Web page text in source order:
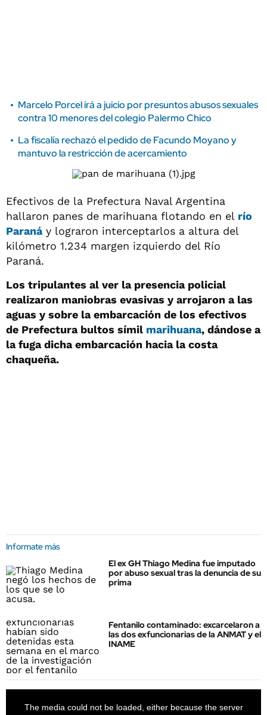
Marcelo Porcel irá a juicio por presuntos abusos sexuales
contra 10 menores del colegio Palermo Chico
La fiscalía rechazó el pedido de Facundo Moyano y
mantuvo la restricción de acercamiento
Efectivos de la Prefectura Naval Argentina
hallaron panes de marihuana flotando en el río
Paranáy lograron interceptarlos a altura del
kilómetro 1.234 margen izquierdo del Río
Paraná.
Los tripulantes al ver la presencia policial
realizaron maniobras evasivas y arrojaron a las
aguas y sobre la embarcación de los efectivos
de Prefectura bultos símil marihuana, dándose a
la fuga dicha embarcación hacia la costa
chaqueña.
Informate más
El ex GH Thiago Medina fue imputado
por abuso sexual tras la denuncia de su
prima
Fentanilo contaminado: excarcelaron a
las dos exfuncionarias de la ANMAT y el
INAME